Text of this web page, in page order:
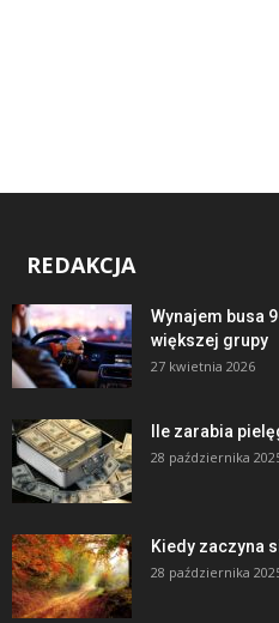
REDAKCJA
Wynajem busa
większej grupy
27 kwietnia 2026
Ile zarabia
28 października
Kiedy zaczyna
28 października